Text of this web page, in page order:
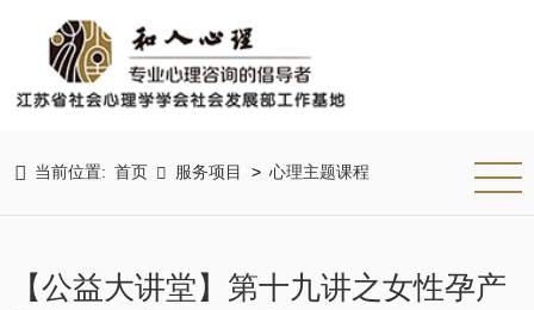
 当前位置: 首页  服务项目 > 心理主题课程
【公益大讲堂】第十九讲之女性孕产